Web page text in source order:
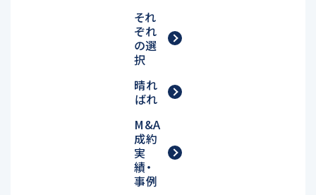
それ
ぞれ
の選
択
晴れ
ばれ
M&A
成約
実
績・
事例